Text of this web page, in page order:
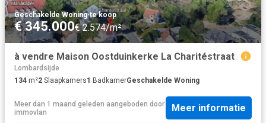
Geschakelde Woning·te koop
€ 345.000€ 2.574/m²
à vendre Maison Oostduinkerke La Charitéstraat
Lombardsijde
134 m²2 Slaapkamers1 BadkamerGeschakelde Woning
Meer dan 1 maand geleden aangeboden door
immovlan
Meer informatie